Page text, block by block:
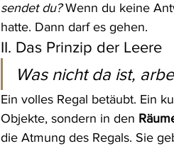
sendet du? Wenn du keine
hatte. Dann darf es gehen.
II. Das Prinzip der Leere
Was nicht da ist,
Ein volles Regal betäubt. Ein
Objekte, sondern in den
die Atmung des Regals. Sie